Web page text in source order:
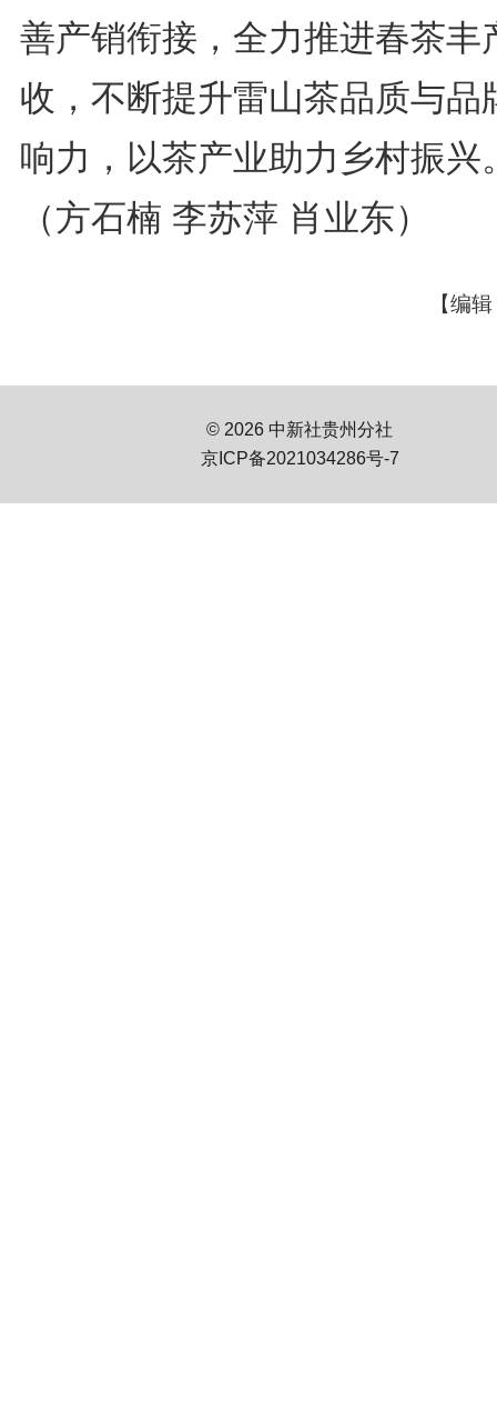
善产销衔接，全力推进春茶丰
收，不断提升雷山茶品质与品
响力，以茶产业助力乡村振兴
（方石楠 李苏萍 肖业东）
【编
© 2026 中新社贵州分社
京ICP备2021034286号-7